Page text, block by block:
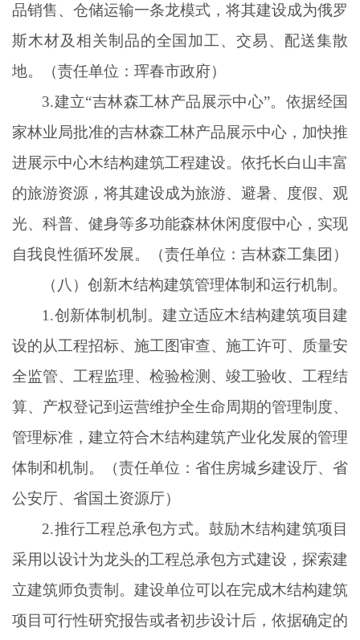
品销售、仓储运输一条龙模式，将其建设成为俄罗
斯木材及相关制品的全国加工、交易、配送集散
地。（责任单位：珲春市政府）
3.建立“吉林森工林产品展示中心”。依据经国
家林业局批准的吉林森工林产品展示中心，加快推
进展示中心木结构建筑工程建设。依托长白山丰富
的旅游资源，将其建设成为旅游、避暑、度假、观
光、科普、健身等多功能森林休闲度假中心，实现
自我良性循环发展。（责任单位：吉林森工集团）
（八）创新木结构建筑管理体制和运行机制。
1.创新体制机制。建立适应木结构建筑项目建
设的从工程招标、施工图审查、施工许可、质量安
全监管、工程监理、检验检测、竣工验收、工程结
算、产权登记到运营维护全生命周期的管理制度、
管理标准，建立符合木结构建筑产业化发展的管理
体制和机制。（责任单位：省住房城乡建设厅、省
公安厅、省国土资源厅）
2.推行工程总承包方式。鼓励木结构建筑项目
采用以设计为龙头的工程总承包方式建设，探索建
立建筑师负责制。建设单位可以在完成木结构建筑
项目可行性研究报告或者初步设计后，依据确定的